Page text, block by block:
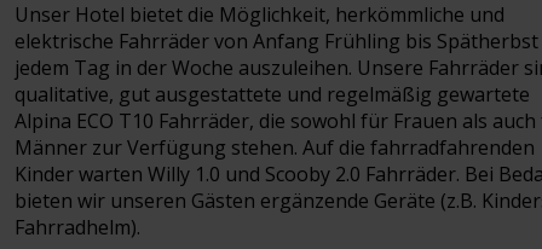
Unser Hotel bietet die Möglichkeit, herkömmliche und
elektrische Fahrräder von Anfang Frühling bis
jedem Tag in der Woche auszuleihen. Unsere Fahrräder
qualitative, gut ausgestattete und regelmäßig gewartete
Alpina ECO T10 Fahrräder, die sowohl für Frauen als
Männer zur Verfügung stehen. Auf die fahrradfahrenden
Kinder warten Willy 1.0 und Scooby 2.0 Fahrräder. Bei
bieten wir unseren Gästen ergänzende Geräte (z.B.
Fahrradhelm).